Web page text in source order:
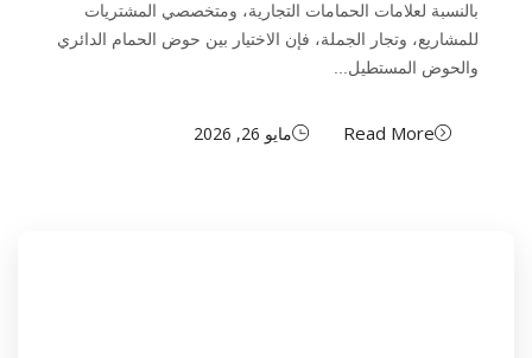
بالنسبة لعلامات الحمامات التجارية، ومتخصصي المشتريات
للمشاريع، وتجار الجملة، فإن الاختيار بين حوض الحمام الدائري
والحوض المستطيل...
Read More مايو 26, 2026